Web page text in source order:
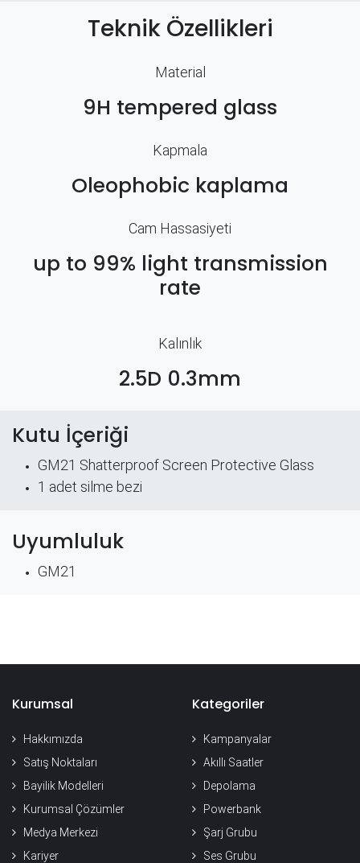
Teknik Özellikleri
Material
9H tempered glass
Kapmala
Oleophobic kaplama
Cam Hassasiyeti
up to 99% light transmission
rate
Kalınlık
2.5D 0.3mm
Kutu İçeriği
GM21 Shatterproof Screen Protective Glass
​1 adet silme bezi
Uyumluluk
GM21
Kurumsal
Hakkımızda
Satış Noktaları
Bayilik Modelleri
Kurumsal Çözümler
Medya Merkezi
Kariyer
Kategoriler
Kampanyalar
Akıllı Saatler
Depolama
Powerbank
Şarj Grubu
Ses Grubu